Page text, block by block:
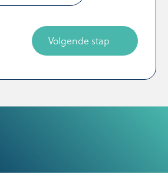
Volgende stap